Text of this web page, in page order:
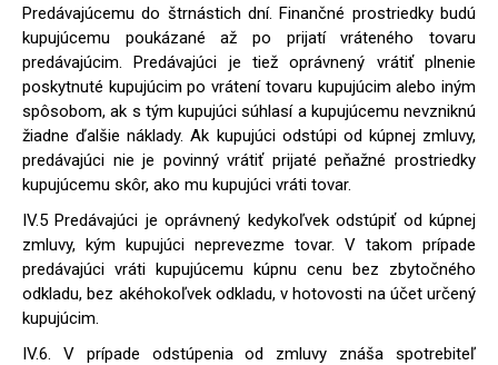
Predávajúcemu do štrnástich dní. Finančné prostriedky budú
kupujúcemu poukázané až po prijatí vráteného tovaru
predávajúcim. Predávajúci je tiež oprávnený vrátiť plnenie
poskytnuté kupujúcim po vrátení tovaru kupujúcim alebo iným
spôsobom, ak s tým kupujúci súhlasí a kupujúcemu nevzniknú
žiadne ďalšie náklady. Ak kupujúci odstúpi od kúpnej zmluvy,
predávajúci nie je povinný vrátiť prijaté peňažné prostriedky
kupujúcemu skôr, ako mu kupujúci vráti tovar.
IV.5 Predávajúci je oprávnený kedykoľvek odstúpiť od kúpnej
zmluvy, kým kupujúci neprevezme tovar. V takom prípade
predávajúci vráti kupujúcemu kúpnu cenu bez zbytočného
odkladu, bez akéhokoľvek odkladu, v hotovosti na účet určený
kupujúcim.
IV.6. V prípade odstúpenia od zmluvy znáša spotrebiteľ